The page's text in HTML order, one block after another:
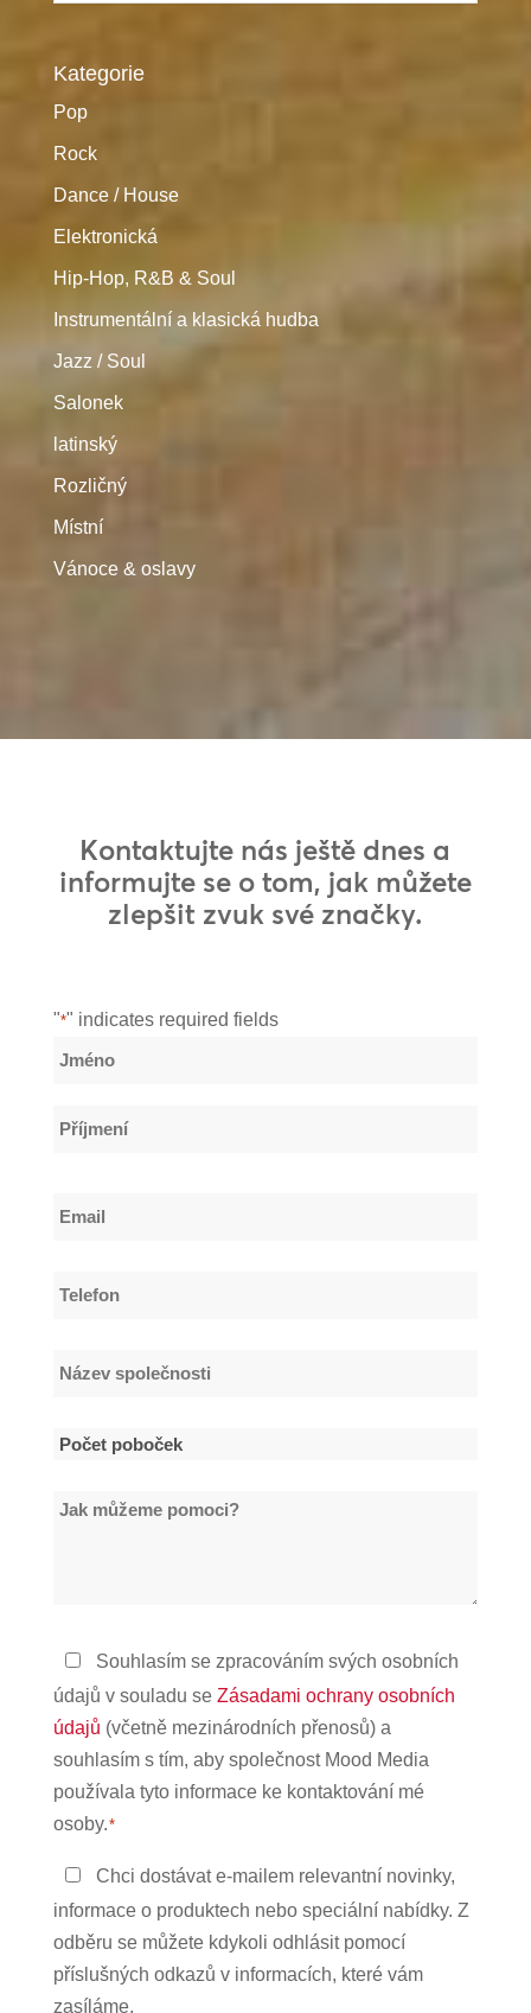
Kategorie
Pop
Rock
Dance / House
Elektronická
Hip-Hop, R&B & Soul
Instrumentální a klasická hudba
Jazz / Soul
Salonek
latinský
Rozličný
Místní
Vánoce & oslavy
Kontaktujte nás ještě dnes a
informujte se o tom, jak můžete
zlepšit zvuk své značky.
"*" indicates required fields
Název
Jméno
Email
Telefon
Název
Počet
Jak
Zásady
ochrany
osobních
údajů
*
Souhlasím se zpracováním svých osobních
údajů v souladu se Zásadami ochrany osobních
údajů (včetně mezinárodních přenosů) a
souhlasím s tím, aby společnost Mood Media
používala tyto informace ke kontaktování mé
osoby.*
Zůstaňte
v
kontaktu
Chci dostávat e-mailem relevantní novinky,
informace o produktech nebo speciální nabídky. Z
odběru se můžete kdykoli odhlásit pomocí
příslušných odkazů v informacích, které vám
zasíláme.